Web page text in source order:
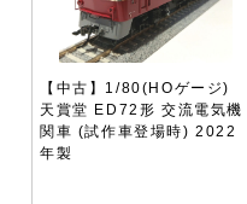
【中古】1/80(HOゲージ)
天賞堂 ED72形 交流電気機
関車 (試作車登場時) 2022
年製